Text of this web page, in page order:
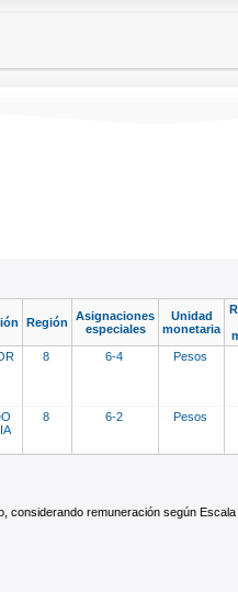
Región
Asignaciones
especiales
Unidad
monetaria
8 6-4 Pesos
8 6-2 Pesos
considerando remuneración según